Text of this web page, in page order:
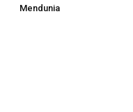
Mendunia